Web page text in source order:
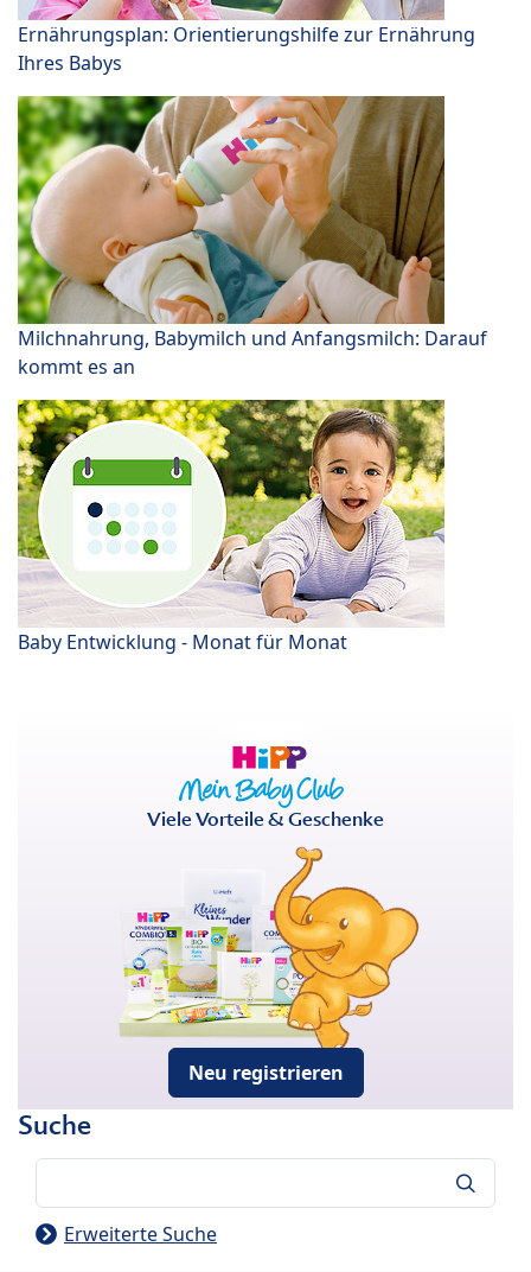
Ernährungsplan: Orientierungshilfe zur Ernährung
Ihres Babys
Milchnahrung, Babymilch und Anfangsmilch: Darauf
kommt es an
Baby Entwicklung - Monat für Monat
Viele Vorteile & Geschenke
Neu registrieren
Suche
Erweiterte Suche